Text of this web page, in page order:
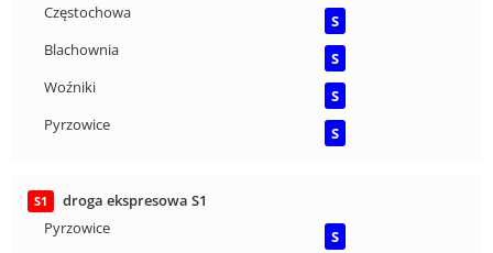
Częstochowa
S
Blachownia
S
Woźniki
S
Pyrzowice
S
S1
droga ekspresowa S1
Pyrzowice
S